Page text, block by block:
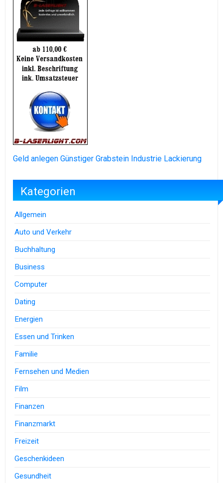
Geld anlegen Günstiger Grabstein Industrie Lackierung
Kategorien
Allgemein
Auto und Verkehr
Buchhaltung
Business
Computer
Dating
Energien
Essen und Trinken
Familie
Fernsehen und Medien
Film
Finanzen
Finanzmarkt
Freizeit
Geschenkideen
Gesundheit